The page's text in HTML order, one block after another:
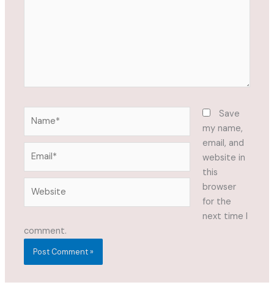
Save
my name,
email, and
website in
this
browser
for the
next time I
comment.